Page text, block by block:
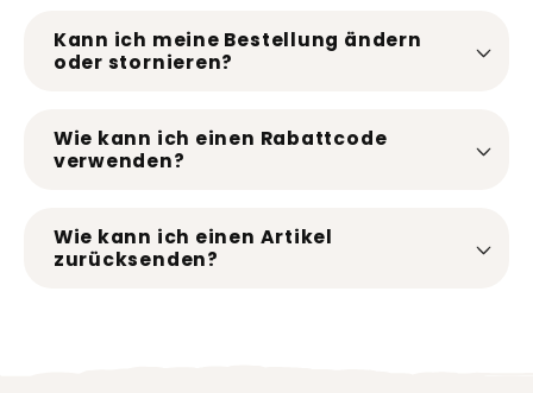
Kann ich meine Bestellung ändern
oder stornieren?
Wie kann ich einen Rabattcode
verwenden?
Wie kann ich einen Artikel
zurücksenden?